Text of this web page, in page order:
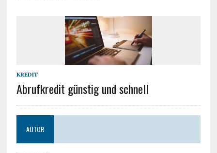
KREDIT
Abrufkredit günstig und schnell
AUTOR